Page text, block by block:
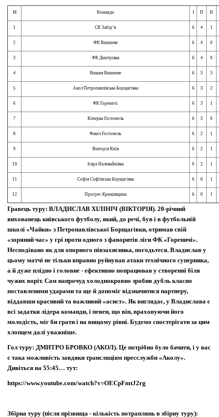
М Команда І П Н
1 СК Забір’я 6 4 1
2 ФК Вишневе 6 4 0
3 ФК Дмитрівка 6 4 0
4 Вишня Вишневе 6 3 3
5 Акол Петропавлівська Борщагівка 6 3 2
6 ФК Гореничі 6 3 1
7 Кімерка Гостомель 6 3 0
8 Факел Гостомель 6 2 1
9 Вікторія Київ 6 2 1
10 Іскра Наливайківка 6 2 1
11 Софія Софіївська Борщагівка 6 0 1
12 Прогрес Крюківщина 6 0 1
Гравець туру: ВЛАДИСЛАВ ХІЛІНІЧ (ВІКТОРІЯ). 20-річний
вихованець київського футболу, який, до речі, був і в футбольній
школі «Чайки» з Петропавлівської Борщагівки, отримав свій
«зоряний час» у грі проти одного з фаворитів ліги ФК «Гореничі».
Несподівано як для опорного півзахисника, погодьтеся. Владислав у
цьому матчі не тільки вправно руйнував атаки технічного суперника,
а й дуже плідно і головне - ефективно попрацював у створенні біля
чужих воріт. Сам напрочуд холоднокровно зробив дубль класно
поставленими ударами та ще й допоміг відзначитися партнеру,
віддавши красивий та важливий «асист». Як виглядає, у Владислава є
всі задатки лідера команди, і певен, що він, враховуючи його
молодість, міг би грати і на вищому рівні. Будемо спостерігати за цим
хлопцем далі уважніше.
Гол туру: ДМИТРО БРОВКО (АКОЛ). Це потрібно було бачити, і у вас
є така можливість завдяки трансляціям пресслужби «Аколу».
Дивіться на 55:45… тут:
https://www.youtube.com/watch?v=OECpFmtJ2rg
Збірна туру (після прізвища - кількість потраплянь в збірну туру):